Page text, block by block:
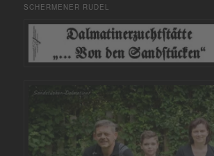
SCHERMENER RUDEL